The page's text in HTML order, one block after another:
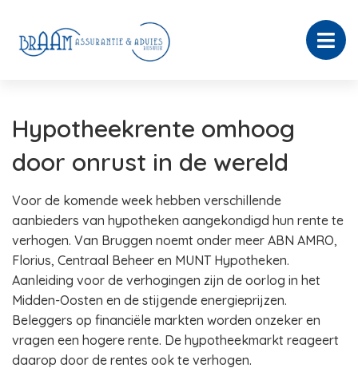
Hypotheekrente omhoog
door onrust in de wereld
Voor de komende week hebben verschillende
aanbieders van hypotheken aangekondigd hun rente te
verhogen. Van Bruggen noemt onder meer ABN AMRO,
Florius, Centraal Beheer en MUNT Hypotheken.
Aanleiding voor de verhogingen zijn de oorlog in het
Midden-Oosten en de stijgende energieprijzen.
Beleggers op financiële markten worden onzeker en
vragen een hogere rente. De hypotheekmarkt reageert
daarop door de rentes ook te verhogen.